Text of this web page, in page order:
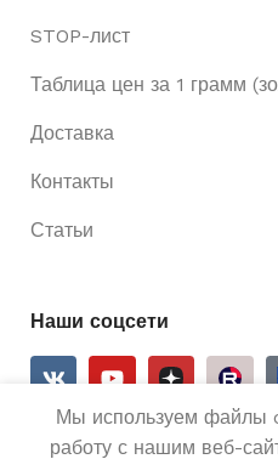
STOP-лист
Таблица цен за 1 грамм
Доставка
Контакты
Статьи
Наши соцсети
Мы используем файлы
работу с нашим веб-